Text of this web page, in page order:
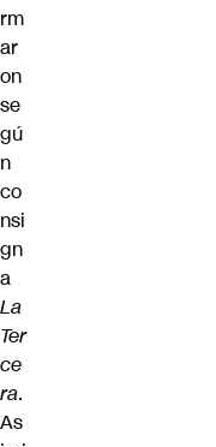
rm
ar
on
se
gú
n
co
nsi
gn
a
La
Ter
ce
ra.
As